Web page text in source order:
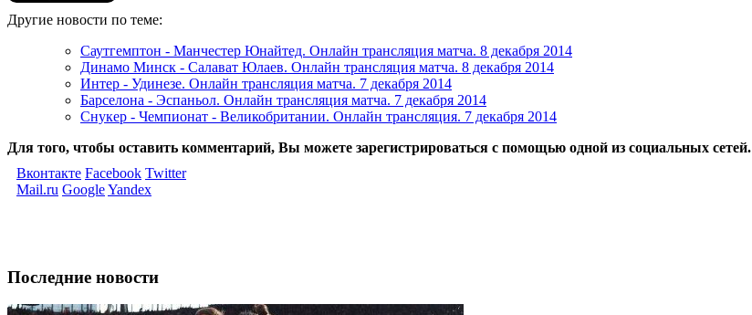
Другие новости по теме:
Саутгемптон - Манчестер Юнайтед. Онлайн трансляция матча. 8 декабря 2014
Динамо Минск - Салават Юлаев. Онлайн трансляция матча. 8 декабря 2014
Интер - Удинезе. Онлайн трансляция матча. 7 декабря 2014
Барселона - Эспаньол. Онлайн трансляция матча. 7 декабря 2014
Снукер - Чемпионат - Великобритании. Онлайн трансляция. 7 декабря 2014
Для того, чтобы оставить комментарий, Вы можете зарегистрироваться с помощью одной из социальных сетей.
Вконтакте Facebook Twitter
Mail.ru GoogleYandex
Последние новости